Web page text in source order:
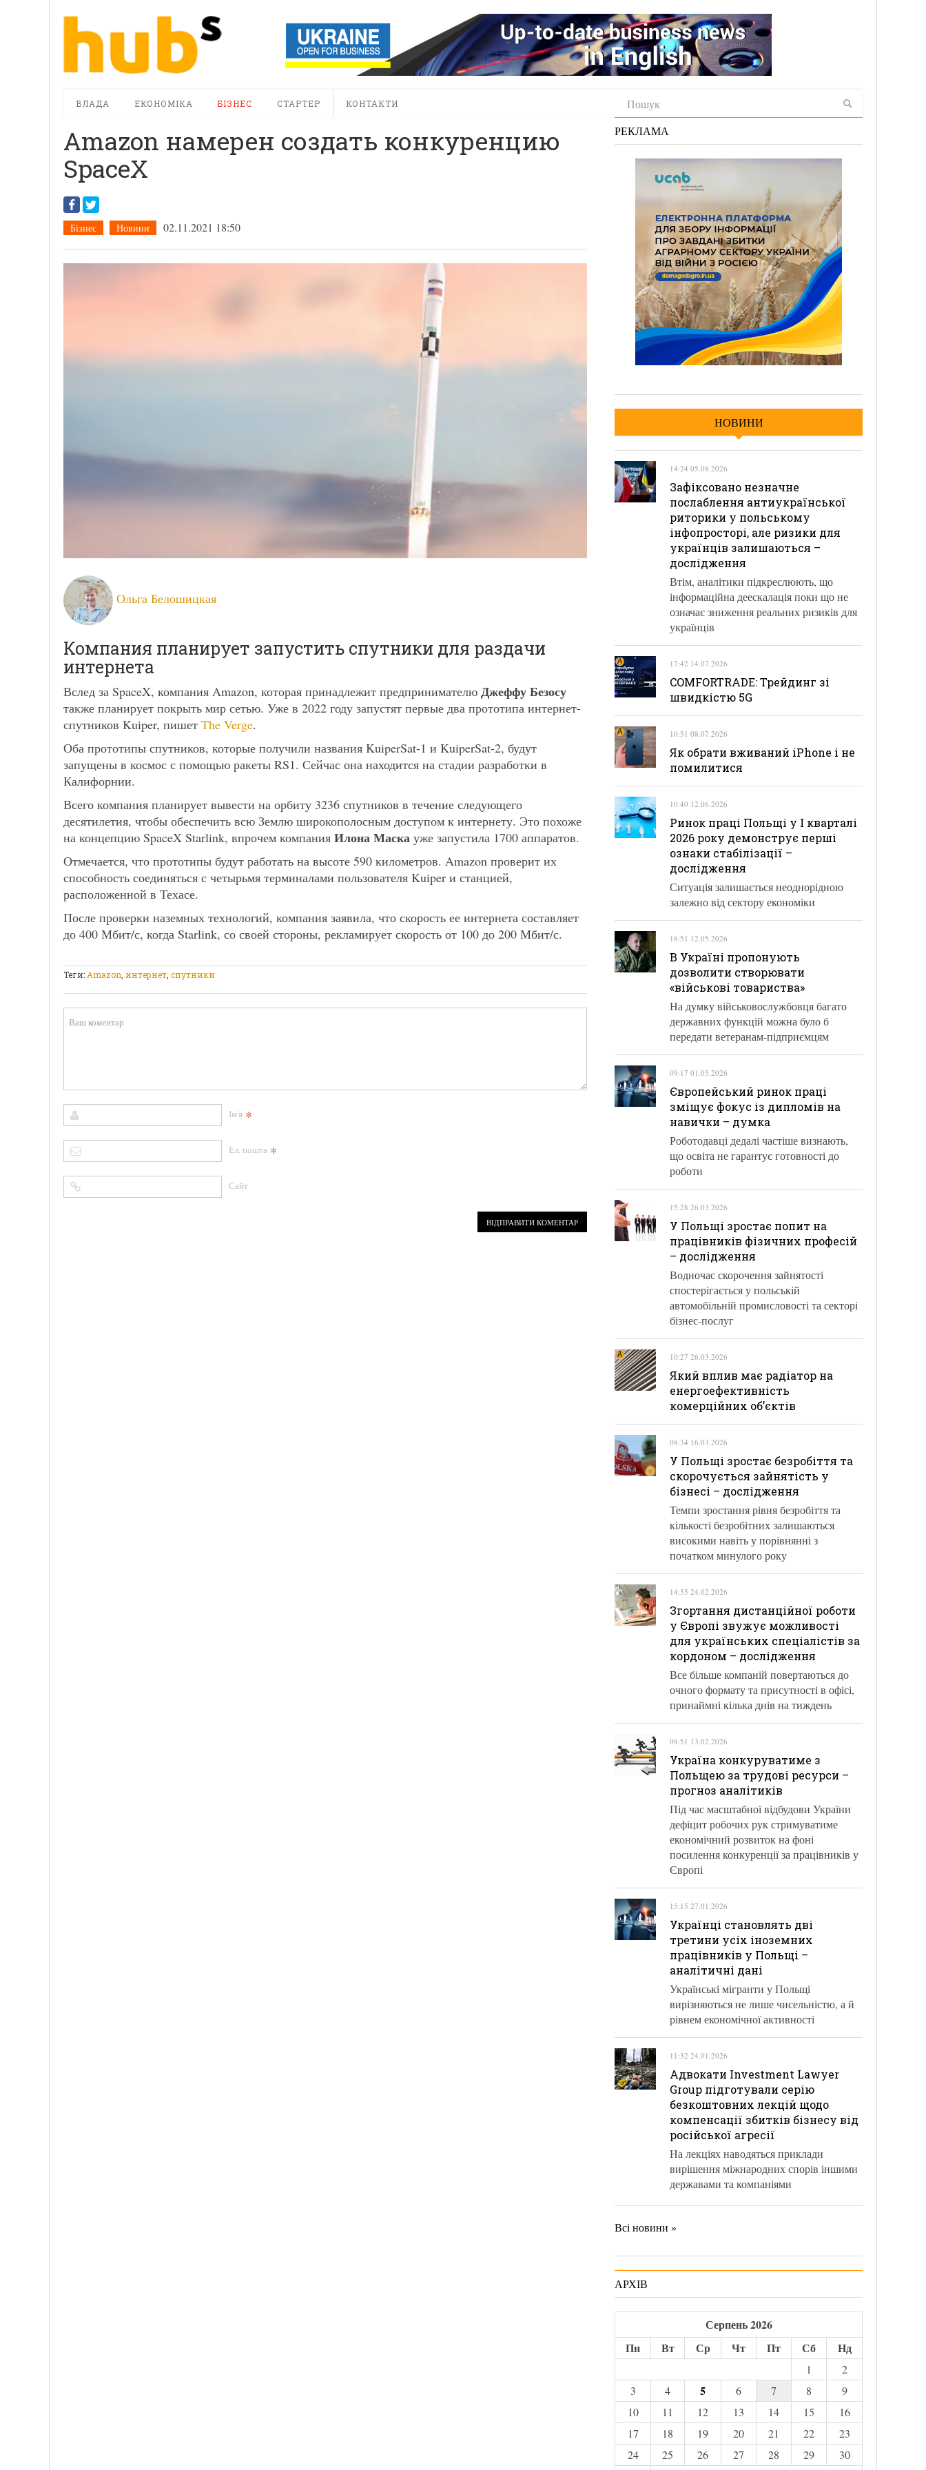
ВЛАДА ЕКОНОМІКА БІЗНЕС СТАРТЕР КОНТАКТИ
Amazon намерен создать конкуренцию
SpaceX
Бізнес Новини 02.11.2021 18:50
Ольга Белошицкая
Компания планирует запустить спутники для раздачи
интернета
Вслед за SpaceX, компания Amazon, которая принадлежит предпринимателю Джеффу Безосу
также планирует покрыть мир сетью. Уже в 2022 году запустят первые два прототипа интернет-
спутников Kuiper, пишет The Verge.
Оба прототипы спутников, которые получили названия KuiperSat-1 и KuiperSat-2, будут
запущены в космос с помощью ракеты RS1. Сейчас она находится на стадии разработки в
Калифорнии.
Всего компания планирует вывести на орбиту 3236 спутников в течение следующего
десятилетия, чтобы обеспечить всю Землю широкополосным доступом к интернету. Это похоже
на концепцию SpaceX Starlink, впрочем компания Илона Маска уже запустила 1700 аппаратов.
Отмечается, что прототипы будут работать на высоте 590 километров. Amazon проверит их
способность соединяться с четырьмя терминалами пользователя Kuiper и станцией,
расположенной в Техасе.
После проверки наземных технологий, компания заявила, что скорость ее интернета составляет
до 400 Мбит/с, когда Starlink, со своей стороны, рекламирует скорость от 100 до 200 Мбит/с.
Теги: Amazon интернет спутники
Ім'я *
Ел. пошта *
Сайт
РЕКЛАМА
НОВИНИ
14:24 05.08.2026
Зафіксовано незначне
послаблення антиукраїнської
риторики у польському
інфопросторі, але ризики для
українців залишаються –
дослідження
Втім, аналітики підкреслюють, що
інформаційна деескалація поки що не
означає зниження реальних ризиків для
українців
17:42 14.07.2026
COMFORTRADE: Трейдинг зі
швидкістю 5G
10:51 08.07.2026
Як обрати вживаний iPhone і не
помилитися
10:40 12.06.2026
Ринок праці Польщі у І кварталі
2026 року демонструє перші
ознаки стабілізації –
дослідження
Ситуація залишається неоднорідною
залежно від сектору економіки
18:51 12.05.2026
В Україні пропонують
дозволити створювати
«військові товариства»
На думку військовослужбовця багато
державних функцій можна було б
передати ветеранам-підприємцям
09:17 01.05.2026
Європейський ринок праці
зміщує фокус із дипломів на
навички – думка
Роботодавці дедалі частіше визнають,
що освіта не гарантує готовності до
роботи
15:28 26.03.2026
У Польщі зростає попит на
працівників фізичних професій
– дослідження
Водночас скорочення зайнятості
спостерігається у польській
автомобільній промисловості та секторі
бізнес-послуг
10:27 26.03.2026
Який вплив має радіатор на
енергоефективність
комерційних об’єктів
08:34 16.03.2026
У Польщі зростає безробіття та
скорочується зайнятість у
бізнесі – дослідження
Темпи зростання рівня безробіття та
кількості безробітних залишаються
високими навіть у порівнянні з
початком минулого року
14:35 24.02.2026
Згортання дистанційної роботи
у Європі звужує можливості
для українських спеціалістів за
кордоном – дослідження
Все більше компаній повертаються до
очного формату та присутності в офісі,
принаймні кілька днів на тиждень
08:51 13.02.2026
Україна конкуруватиме з
Польщею за трудові ресурси –
прогноз аналітиків
Під час масштабної відбудови України
дефіцит робочих рук стримуватиме
економічний розвиток на фоні
посилення конкуренції за працівників у
Європі
15:15 27.01.2026
Українці становлять дві
третини усіх іноземних
працівників у Польщі –
аналітичні дані
Українські мігранти у Польщі
вирізняються не лише чисельністю, а й
рівнем економічної активності
11:32 24.01.2026
Адвокати Investment Lawyer
Group підготували серію
безкоштовних лекцій щодо
компенсації збитків бізнесу від
російської агресії
На лекціях наводяться приклади
вирішення міжнародних спорів іншими
державами та компаніями
Всі новини »
АРХІВ
Серпень 2026
Пн
Вт Ср Чт Пт Сб Нд
1
2
3
4 5 6 7 8
9
10
11 12 13 14 15
16
17
18 19 20 21 22
23
24
25 26 27 28 29
30